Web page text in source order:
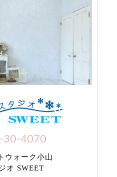
30-4070
ウォーク小山
オ SWEET